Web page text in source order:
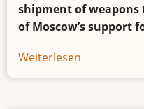
shipment of
of Moscow’s support
Weiterlesen
How